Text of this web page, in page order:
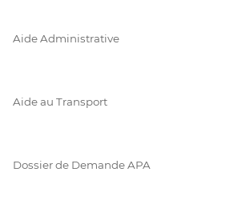
Aide Administrative
Aide au Transport
Dossier de Demande APA